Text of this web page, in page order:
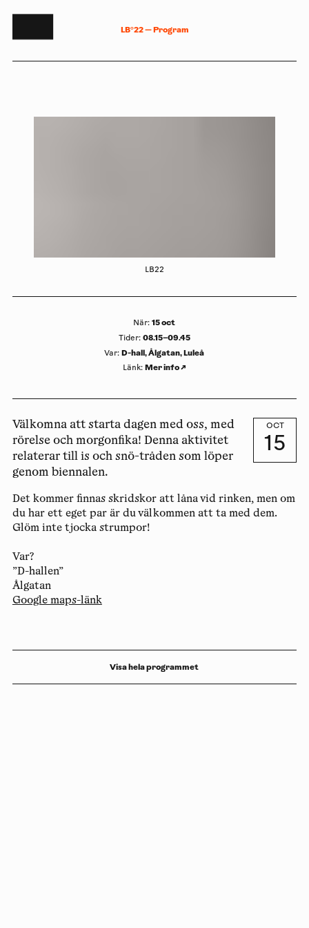
LB°22—Program
LB22
När:15 oct
Tider: 08.15–09.45
Var: D-hall, Ålgatan, Luleå
Länk: Mer info↗
OCT
15
Välkomna att starta dagen med oss, med
rörelse och morgonfika! Denna aktivitet
relaterar till is och snö-tråden som löper
genom biennalen.
Det kommer finnas skridskor att låna vid rinken, men om
du har ett eget par är du välkommen att ta med dem.
Glöm inte tjocka strumpor!
Var?
”D-hallen”
Ålgatan
Google maps-länk
Visa hela programmet